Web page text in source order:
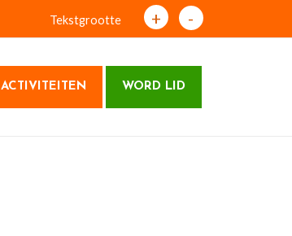
Tekstgrootte + -
ACTIVITEITEN WORD LID